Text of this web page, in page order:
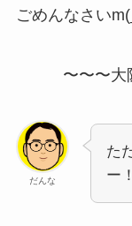
ごめんなさい
〜〜〜大
だんな
た
ー！